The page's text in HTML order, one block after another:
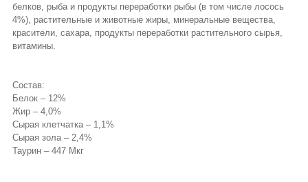
белков, рыба и продукты переработки рыбы (в том числе лосось
4%), растительные и животные жиры, минеральные вещества,
красители, сахара, продукты переработки растительного сырья,
витамины.
Состав:
Белок – 12%
Жир – 4,0%
Сырая клетчатка – 1,1%
Сырая зола – 2,4%
Таурин – 447 Мкг